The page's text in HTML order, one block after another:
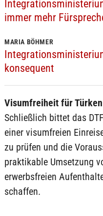
immer mehr
MARIA BÖHMER
konsequent
Visumfreiheit für Türken
Schließlich bittet das
einer visumfreien
zu prüfen und die
praktikable Umsetzung
erwerbsfreien
schaffen.